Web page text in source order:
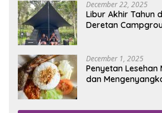
December 22, 2025
Libur Akhir Tahun
Deretan
December 1, 2025
Penyetan Lesehan
dan